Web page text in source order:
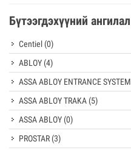
Бүтээгдэхүүний ангилал
Centiel (0)
ABLOY (4)
ASSA ABLOY ENTRANCE SYSTEM
ASSA ABLOY TRAKA (5)
ASSA ABLOY (0)
PROSTAR (3)